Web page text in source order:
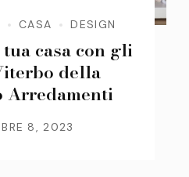
CASA DESIGN
casa con gli
della
Arredamenti
8, 2023